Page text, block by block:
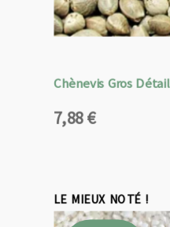
Chènevis Gros Détail
7,88€
LE MIEUX NOTÉ !